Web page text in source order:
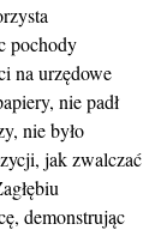
pochody
na urzędowe
nie padł
nie było
jak zwalczać
demonstrując